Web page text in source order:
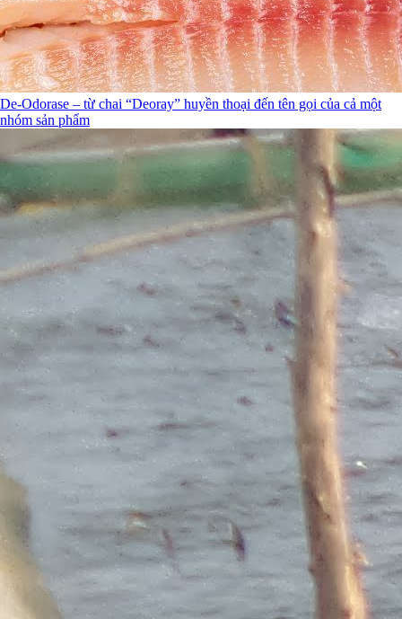
De-Odorase – từ chai “Deoray” huyền thoại đến tên gọi của cả một
nhóm sản phẩm